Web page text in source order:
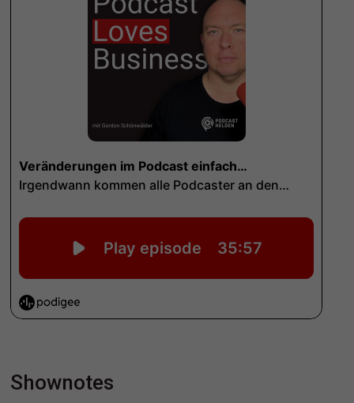
Shownotes